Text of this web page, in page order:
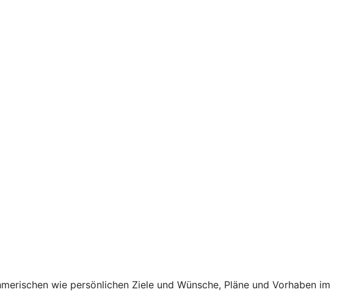
wie persönlichen Ziele und Wünsche, Pläne und Vorhaben im